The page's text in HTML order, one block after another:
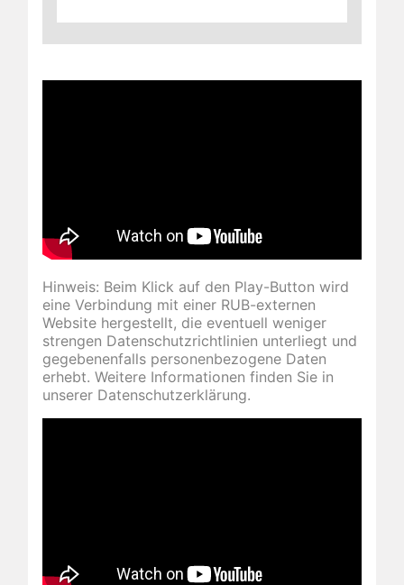
Hinweis: Beim Klick auf den Play-Button wird
eine Verbindung mit einer RUB-externen
Website hergestellt, die eventuell weniger
strengen Daten­schutz­richt­linien unterliegt und
gegebenenfalls personen­bezogene Daten
erhebt. Weitere Informationen finden Sie in
unserer Daten­schutz­erklärung.